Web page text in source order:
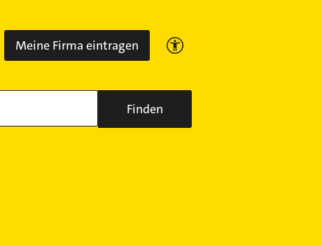
Meine Firma eintragen
Finden